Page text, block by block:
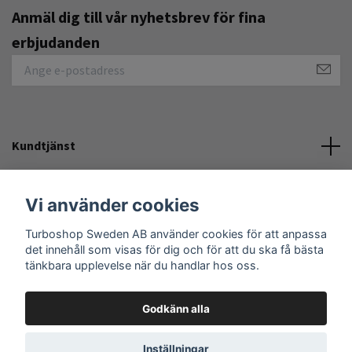
Anmäl dig till vår nyhetsbrev för fina
erbjudanden
Kundtjänst
Sociala medier
© 2026 Turboshop Sweden AB
Vi använder cookies
Turboshop Sweden AB använder cookies för att anpassa
det innehåll som visas för dig och för att du ska få bästa
tänkbara upplevelse när du handlar hos oss.
Godkänn alla
Inställningar